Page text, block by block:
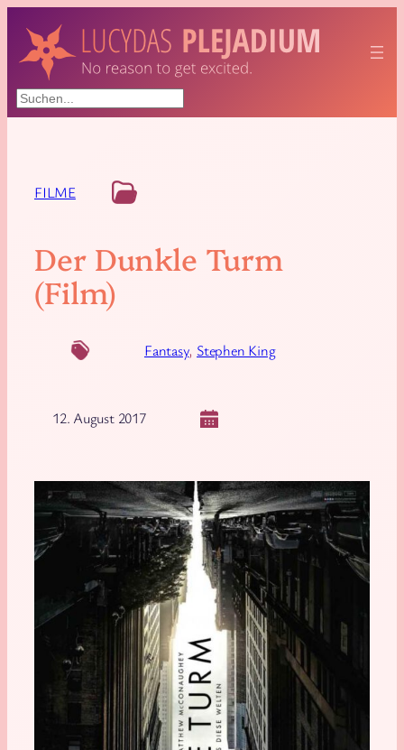
Suchen
FILME
Der Dunkle Turm
(Film)
12. August 2017
Fantasy, Stephen King